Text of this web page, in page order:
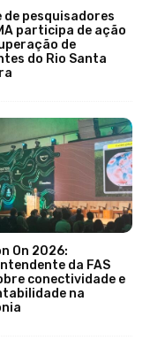
de pesquisadores
participa de ação
de
do Rio Santa
On 2026:
da FAS
conectividade e
na